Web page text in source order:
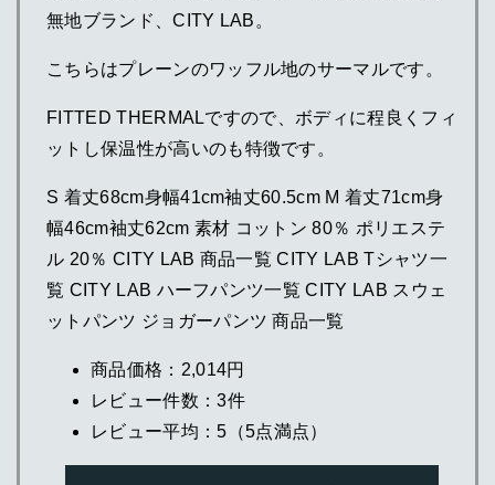
無地ブランド、CITY LAB。
こちらはプレーンのワッフル地のサーマルです。
FITTED THERMALですので、ボディに程良くフィ
ットし保温性が高いのも特徴です。
S 着丈68cm身幅41cm袖丈60.5cm M 着丈71cm身
幅46cm袖丈62cm 素材 コットン 80％ ポリエステ
ル 20％ CITY LAB 商品一覧 CITY LAB Tシャツ一
覧 CITY LAB ハーフパンツ一覧 CITY LAB スウェ
ットパンツ ジョガーパンツ 商品一覧
商品価格：2,014円
レビュー件数：3件
レビュー平均：5（5点満点）